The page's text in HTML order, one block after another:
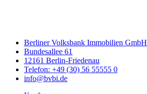
Berliner Volksbank Immobilien GmbH
Bundesallee 61
12161 Berlin-Friedenau
Telefon: +49 (30) 56 55555 0
info@bvbi.de